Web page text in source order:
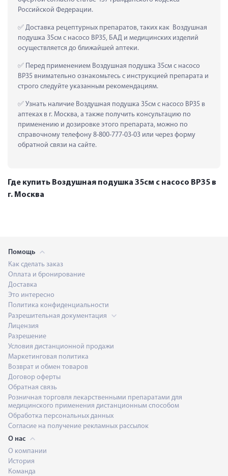
Российской Федерации.
Доставка рецептурных препаратов, таких как  Воздушная
подушка 35см с насосо ВР35, БАД и медицинских изделий
осуществляется до ближайшей аптеки.
Перед применением Воздушная подушка 35см с насосо
ВР35 внимательно ознакомьтесь с инструкцией препарата и
строго следуйте указанным рекомендациям.
Узнать наличие Воздушная подушка 35см с насосо ВР35 в
аптеках в г. Москва, а также получить консультацию по
применению и дозировке этого препарата, можно по
справочному телефону 8-800-777-03-03 или через форму
обратной связи на сайте.
Где купить Воздушная подушка 35см с насосо ВР35 в
г. Москва
Помощь
Как сделать заказ
Оплата и бронирование
Доставка
Это интересно
Политика конфиденциальности
Разрешительная документация
Лицензия
Разрешение
Условия дистанционной продажи
Маркетинговая политика
Возврат и обмен товаров
Договор оферты
Обратная связь
Розничная торговля лекарственными препаратами для
медицинского применения дистанционным способом
Обработка персональных данных
Согласие на получение рекламных рассылок
О нас
О компании
История
Команда